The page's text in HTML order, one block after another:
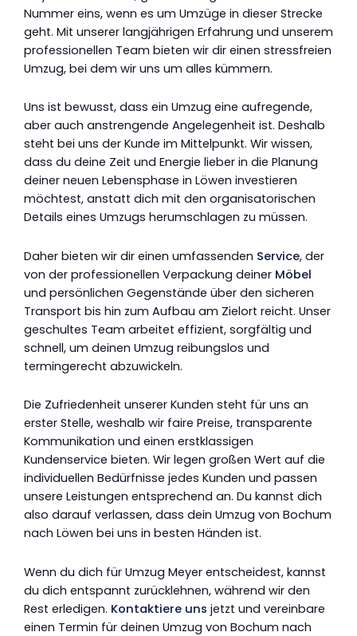
Nummer eins, wenn es um Umzüge in dieser Strecke
geht. Mit unserer langjährigen Erfahrung und unserem
professionellen Team bieten wir dir einen stressfreien
Umzug, bei dem wir uns um alles kümmern.
Uns ist bewusst, dass ein Umzug eine aufregende,
aber auch anstrengende Angelegenheit ist. Deshalb
steht bei uns der Kunde im Mittelpunkt. Wir wissen,
dass du deine Zeit und Energie lieber in die Planung
deiner neuen Lebensphase in Löwen investieren
möchtest, anstatt dich mit den organisatorischen
Details eines Umzugs herumschlagen zu müssen.
Daher bieten wir dir einen umfassenden Service, der
von der professionellen Verpackung deiner Möbel
und persönlichen Gegenstände über den sicheren
Transport bis hin zum Aufbau am Zielort reicht. Unser
geschultes Team arbeitet effizient, sorgfältig und
schnell, um deinen Umzug reibungslos und
termingerecht abzuwickeln.
Die Zufriedenheit unserer Kunden steht für uns an
erster Stelle, weshalb wir faire Preise, transparente
Kommunikation und einen erstklassigen
Kundenservice bieten. Wir legen großen Wert auf die
individuellen Bedürfnisse jedes Kunden und passen
unsere Leistungen entsprechend an. Du kannst dich
also darauf verlassen, dass dein Umzug von Bochum
nach Löwen bei uns in besten Händen ist.
Wenn du dich für Umzug Meyer entscheidest, kannst
du dich entspannt zurücklehnen, während wir den
Rest erledigen. Kontaktiere uns jetzt und vereinbare
einen Termin für deinen Umzug von Bochum nach